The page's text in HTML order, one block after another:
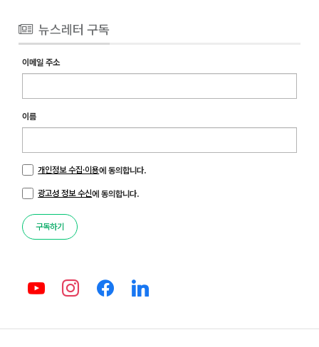
뉴스레터 구독
이메일 주소
이름
개인정보 수집·이용에 동의합니다.
광고성 정보 수신에 동의합니다.
구독하기